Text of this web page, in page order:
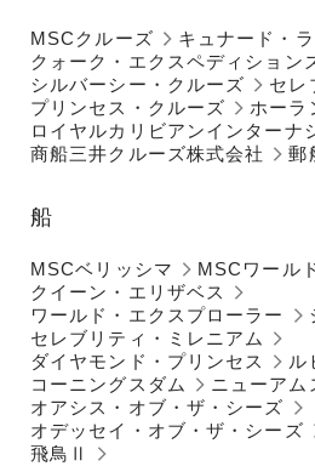
MSCクルーズ
キュナード・
クォーク・エクスペディション
シルバーシー・クルーズ
セレ
プリンセス・クルーズ
ホーラ
ロイヤルカリビアンインターナ
商船三井クルーズ株式会社
郵
船
MSCベリッシマ
MSCワール
クイーン・エリザベス
ワールド・エクスプローラー
セレブリティ・ミレニアム
ダイヤモンド・プリンセス
ル
コーニングスダム
ニューアム
オアシス・オブ・ザ・シーズ
オデッセイ・オブ・ザ・シーズ
飛鳥Ⅱ